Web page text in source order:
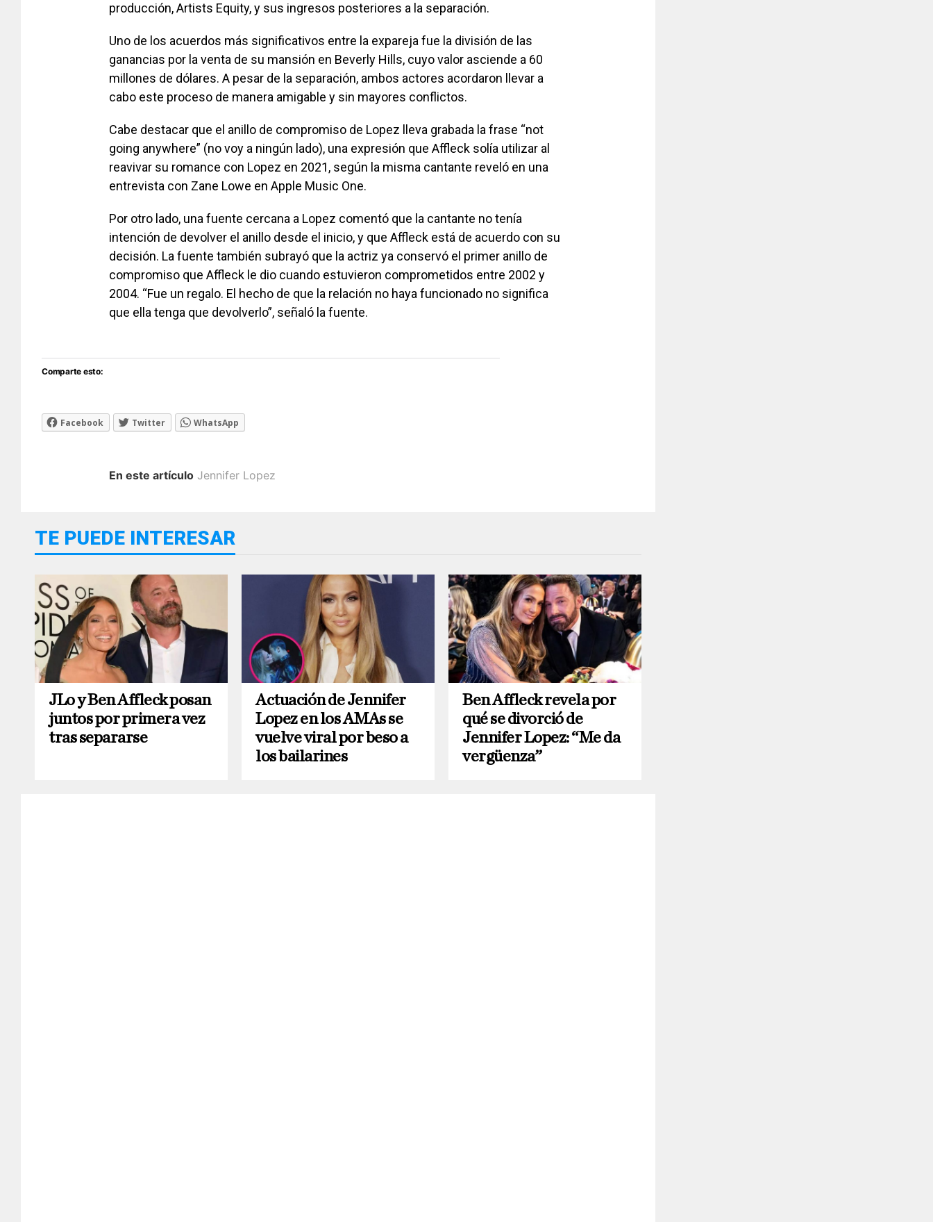
producción, Artists Equity, y sus ingresos posteriores a la separación.
Uno de los acuerdos más significativos entre la expareja fue la división de las
ganancias por la venta de su mansión en Beverly Hills, cuyo valor asciende a 60
millones de dólares. A pesar de la separación, ambos actores acordaron llevar a
cabo este proceso de manera amigable y sin mayores conflictos.
Cabe destacar que el anillo de compromiso de Lopez lleva grabada la frase “not
going anywhere” (no voy a ningún lado), una expresión que Affleck solía utilizar al
reavivar su romance con Lopez en 2021, según la misma cantante reveló en una
entrevista con Zane Lowe en Apple Music One.
Por otro lado, una fuente cercana a Lopez comentó que la cantante no tenía
intención de devolver el anillo desde el inicio, y que Affleck está de acuerdo con su
decisión. La fuente también subrayó que la actriz ya conservó el primer anillo de
compromiso que Affleck le dio cuando estuvieron comprometidos entre 2002 y
2004. “Fue un regalo. El hecho de que la relación no haya funcionado no significa
que ella tenga que devolverlo”, señaló la fuente.
Comparte esto:
Facebook Twitter WhatsApp
En este artículo Jennifer Lopez
TE PUEDE INTERESAR
JLo y Ben Affleck posan
juntos por primera vez
tras separarse
Actuación de Jennifer
Lopez en los AMAs se
vuelve viral por beso a
los bailarines
Ben Affleck revela por
qué se divorció de
Jennifer Lopez: “Me da
vergüenza”